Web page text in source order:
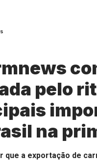
pelo
na
que a exportação de